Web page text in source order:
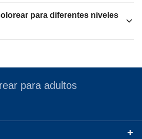
para diferentes niveles
para adultos
+